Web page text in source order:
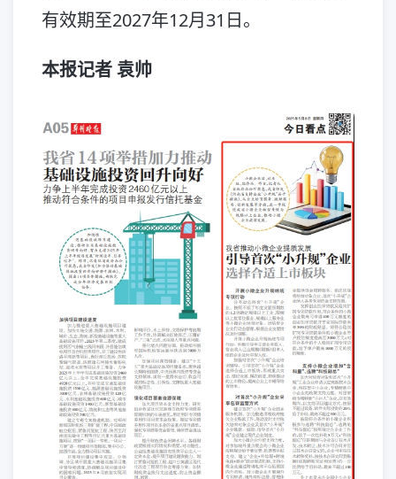
有效期至2027年12月31日。
本报记者 袁帅